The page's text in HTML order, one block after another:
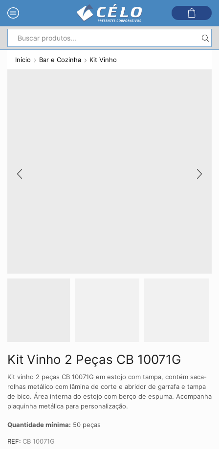
de
pesquisa
Início Bar e Cozinha Kit Vinho
Kit Vinho 2 Peças CB 10071G
Kit vinho 2 peças CB 10071G em estojo com tampa, contém saca-
rolhas metálico com lâmina de corte e abridor de garrafa e tampa
de bico. Área interna do estojo com berço de espuma. Acompanha
plaquinha metálica para personalização.
Quantidade mínima: 50 peças
REF: CB 10071G